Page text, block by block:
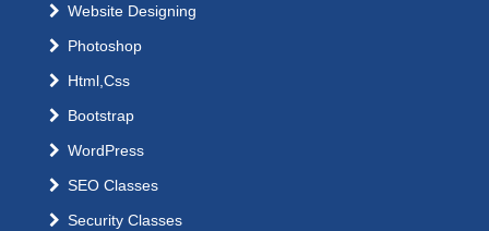
Website Designing
Photoshop
Html,Css
Bootstrap
WordPress
SEO Classes
Security Classes